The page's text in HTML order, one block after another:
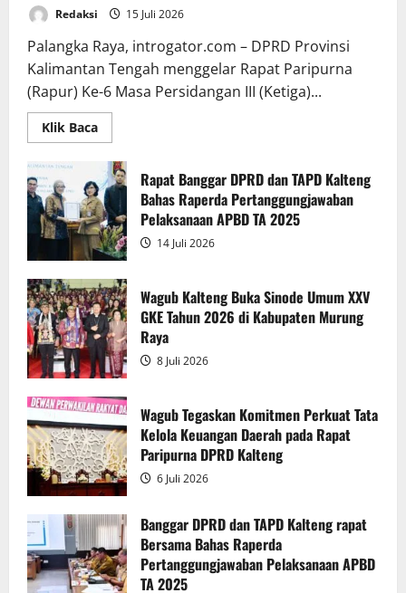
Redaksi 15 Juli 2026
Palangka Raya, introgator.com – DPRD Provinsi
Kalimantan Tengah menggelar Rapat Paripurna
(Rapur) Ke-6 Masa Persidangan III (Ketiga)...
Klik BacaRead
more
Rapur
Penyampaian
Pendapat
Akhir
Gubernur
atas
Persetujuan
Bersama
Raperda
Pertanggungjawaban
Pelaksanaan
APBD
2025
Rapat Banggar DPRD dan TAPD Kalteng
Bahas Raperda Pertanggungjawaban
Pelaksanaan APBD TA 2025
14 Juli 2026
Wagub Kalteng Buka Sinode Umum XXV
GKE Tahun 2026 di Kabupaten Murung
Raya
8 Juli 2026
Wagub Tegaskan Komitmen Perkuat Tata
Kelola Keuangan Daerah pada Rapat
Paripurna DPRD Kalteng
6 Juli 2026
Banggar DPRD dan TAPD Kalteng rapat
Bersama Bahas Raperda
Pertanggungjawaban Pelaksanaan APBD
TA 2025